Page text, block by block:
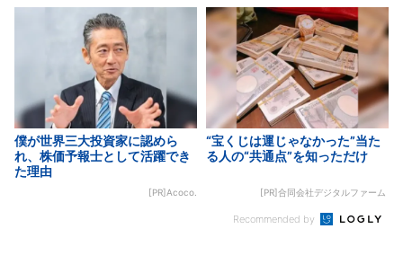
僕が世界三大投資家に認めら
れ、株価予報士として活躍でき
た理由
[PR]Acoco.
“宝くじは運じゃなかった”当た
る人の“共通点”を知っただけ
[PR]合同会社デジタルファーム
Recommended by